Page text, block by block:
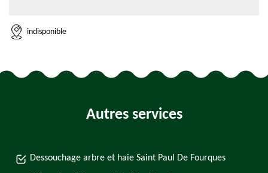
indisponible
Autres services
Dessouchage arbre et haie Saint Paul De Fourques